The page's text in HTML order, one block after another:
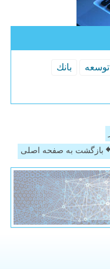
توسعه
بانك
بازگشت به صفحه اصلی